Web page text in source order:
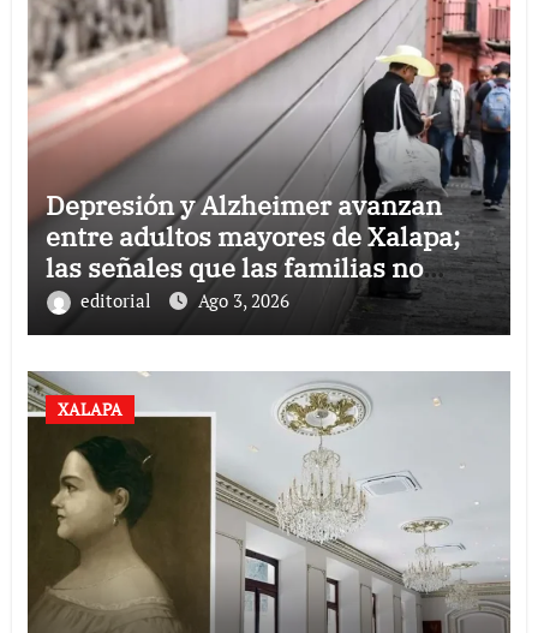
Depresión y Alzheimer avanzan
entre adultos mayores de Xalapa;
las señales que las familias no
deben ignorar
editorial Ago 3, 2026
XALAPA